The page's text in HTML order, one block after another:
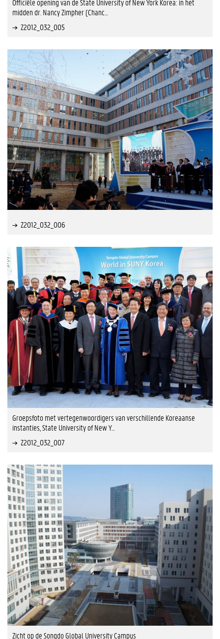
Officiële opening van de State University of New York Korea: in het
midden dr. Nancy Zimpher (Chanc…
Z2012_032_005
Z2012_032_006
Groepsfoto met vertegenwoordigers van verschillende Koreaanse
instanties, State University of New Y…
Z2012_032_007
Zicht op de Songdo Global University Campus